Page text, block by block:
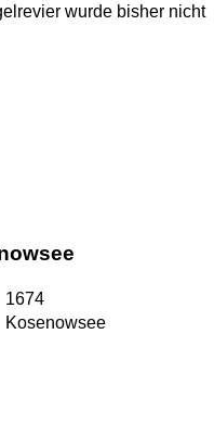
wurde bisher nicht
1674
Kosenowsee